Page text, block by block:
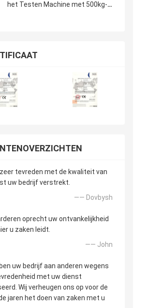
het Testen Machine met 500kg-
tevreden met de kwaliteit van
uw bedrijf verstrekt.
—— Dovbysh
oprecht uw ontvankelijkheid
u zaken leidt.
—— John
uw bedrijf aan anderen wegens
met uw dienst
Wij verheugen ons op voor de
jaren het doen van zaken met u